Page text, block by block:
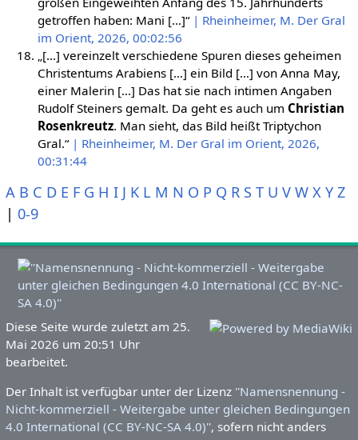
getroffen haben: Mani […]“ | Rheinheimer, M. Der Gral
im Orient, 2026, 00:02:56
„[…] vereinzelt verschiedene Spuren dieses geheimen
Christentums Arabiens […] ein Bild […] von Anna May,
einer Malerin […] Das hat sie nach intimen Angaben
Rudolf Steiners gemalt. Da geht es auch um Christian
Rosenkreutz. Man sieht, das Bild heißt Triptychon
Gral.“ | Rheinheimer, M. Der Gral im Orient, 2026,
00:31:44
A B C D E F G H I J K L M N O P Q R S T U V W X Y Z
| 0-9
Diese Seite wurde zuletzt am 25.
Mai 2026 um 20:51 Uhr
bearbeitet.
Der Inhalt ist verfügbar unter der Lizenz ''Namensnennung -
Nicht-kommerziell - Weitergabe unter gleichen Bedingungen
4.0 International (CC BY-NC-SA 4.0)'', sofern nicht anders